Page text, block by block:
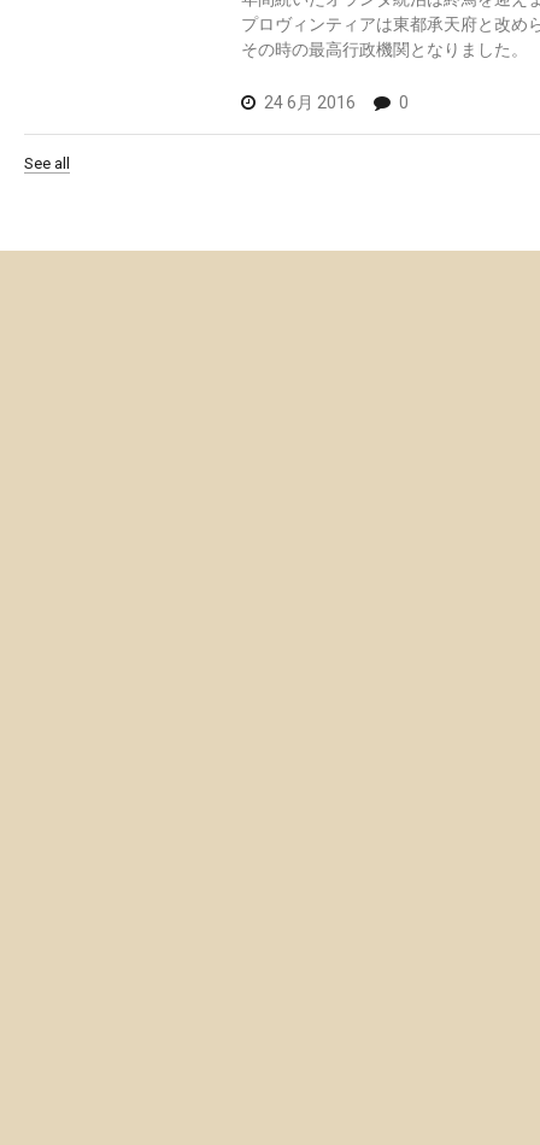
プロヴィンティアは東都承天府と改め
その時の最高行政機関となりました。
24 6月 2016 0
See all